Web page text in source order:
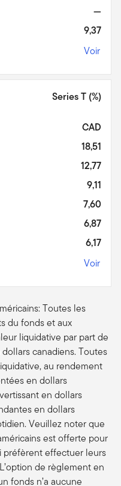
—
9,37
Voir
Series T (%)
CAD
18,51
12,77
9,11
7,60
6,87
6,17
Voir
Toutes les
du fonds et aux
liquidative par part de
canadiens. Toutes
au rendement
en dollars
en dollars
en dollars
Veuillez noter que
est offerte pour
préfèrent effectuer leurs
de règlement en
fonds n’a aucune